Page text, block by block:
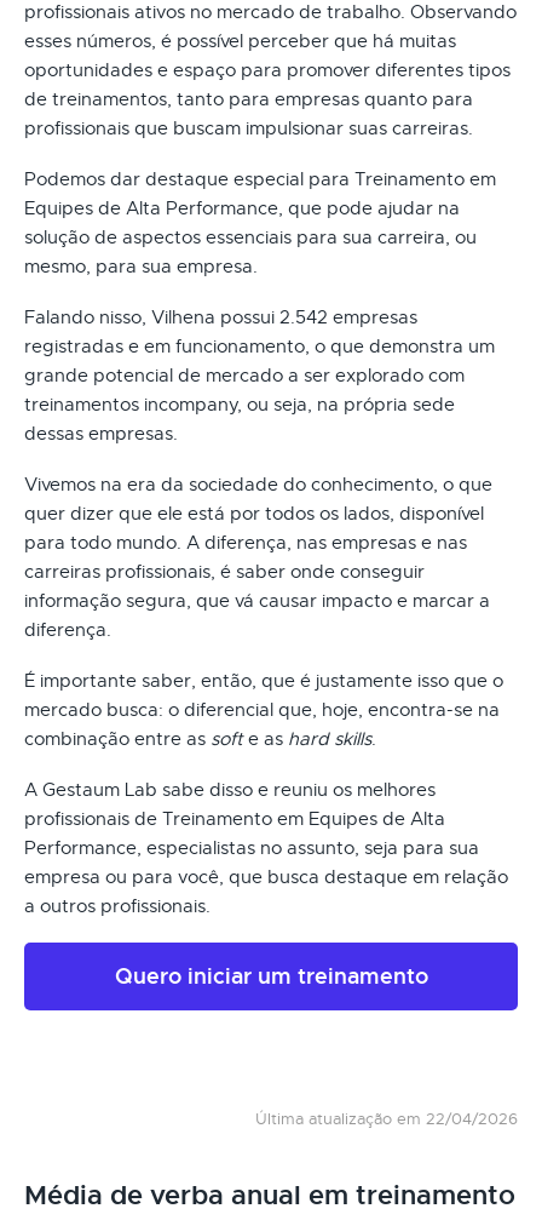
profissionais ativos no mercado de trabalho. Observando
esses números, é possível perceber que há muitas
oportunidades e espaço para promover diferentes tipos
de treinamentos, tanto para empresas quanto para
profissionais que buscam impulsionar suas carreiras.
Podemos dar destaque especial para Treinamento em
Equipes de Alta Performance, que pode ajudar na
solução de aspectos essenciais para sua carreira, ou
mesmo, para sua empresa.
Falando nisso, Vilhena possui 2.542 empresas
registradas e em funcionamento, o que demonstra um
grande potencial de mercado a ser explorado com
treinamentos incompany, ou seja, na própria sede
dessas empresas.
Vivemos na era da sociedade do conhecimento, o que
quer dizer que ele está por todos os lados, disponível
para todo mundo. A diferença, nas empresas e nas
carreiras profissionais, é saber onde conseguir
informação segura, que vá causar impacto e marcar a
diferença.
É importante saber, então, que é justamente isso que o
mercado busca: o diferencial que, hoje, encontra-se na
combinação entre as softe as hard skills.
A Gestaum Lab sabe disso e reuniu os melhores
profissionais de Treinamento em Equipes de Alta
Performance, especialistas no assunto, seja para sua
empresa ou para você, que busca destaque em relação
a outros profissionais.
Quero iniciar um treinamento
Última atualização em 22/04/2026
Média de verba anual em treinamento